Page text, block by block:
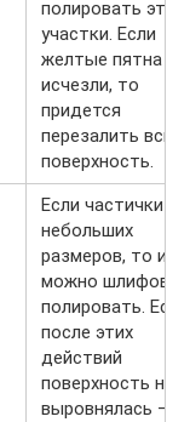
полировать эти
участки. Если
желтые пятна не
исчезли, то
придется
перезалить всю
поверхность.
Если частички
небольших
размеров, то их
можно
полировать. Если
после этих
действий
поверхность не
выровнялась –